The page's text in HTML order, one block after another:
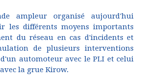
ampleur organisé aujourd'hui
les différents moyens importants
du réseau en cas d'incidents et
de plusieurs interventions
automoteur avec le PLI et celui
la grue Kirow.